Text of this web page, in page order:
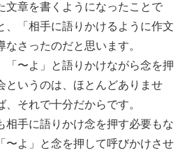
文章を書くようになったことで
、「相手に語りかけるように作文
さったのだと思います。
〜よ」と語りかけながら念を押
というのは、ほとんどありませ
それで十分だからです。
手に語りかけ念を押す必要もな
〜よ」と念を押して呼びかけさせ